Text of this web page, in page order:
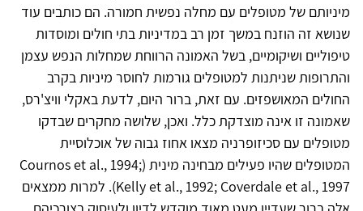
מיניותם של מטופלים עם מחלה נפשית חמורה. הם כותבים עוד
שנושא זה הוזנח במשך זמן רב במדיניות בתי חולים ומוסדות
טיפוליים ושיקומיים, בשל האמונה הרווחת שמחלות הנפש עצמן
והתרופות שניתנות למטופלים גורמות לחוסר מיניות בקרב
החולים המאושפזים. עם זאת, ברור היום, לדעת באקלי וויצ'רס,
שאמונה זו אינה מוצדקת כלל. ואכן, שלושה מחקרים שבדקו
מטופלים עם סכיזופרניה מצאו אחוז גבוה של אוכלוסיית
המטופלים שהיו פעילים מבחינה מינית (Cournos et al., 1994;
Kelly et al., 1992; Coverdale et al., 1997). למרות ממצאים